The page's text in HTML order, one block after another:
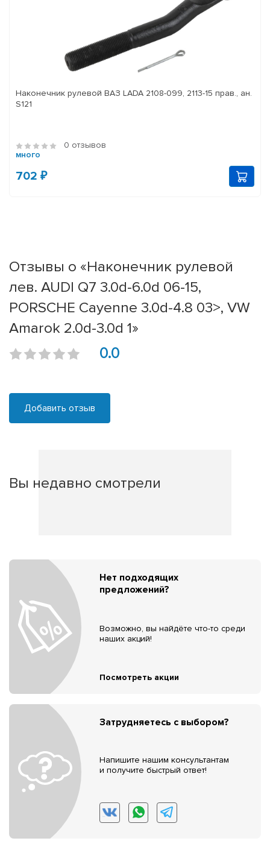
Наконечник рулевой ВАЗ LADA 2108-099, 2113-15 прав., ан.
S121
0 отзывов
много
702 ₽
Отзывы о «Наконечник рулевой
лев. AUDI Q7 3.0d-6.0d 06-15,
PORSCHE Cayenne 3.0d-4.8 03>, VW
Amarok 2.0d-3.0d 1»
0.0
Добавить отзыв
Вы недавно смотрели
Нет подходящих
предложений?
Возможно, вы найдёте что-то среди
наших акций!
Посмотреть акции
Затрудняетесь с выбором?
Напишите нашим консультантам
и получите быстрый ответ!